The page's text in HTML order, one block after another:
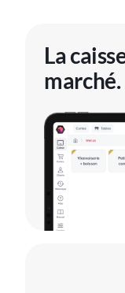
La
marché.